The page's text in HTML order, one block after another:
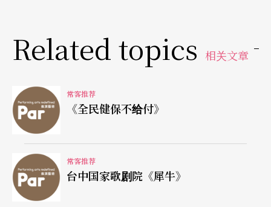
Related topics 相关文章
常客推荐
《全民健保不给付》
常客推荐
台中国家歌剧院《犀牛》